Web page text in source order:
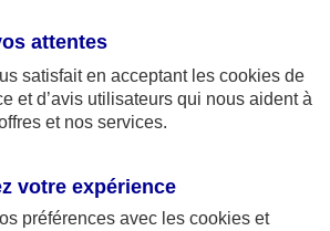
le site axa.fr.
et AXA France Vie sont
en opérations de
764 (consultable
)
attentes
satisfait en acceptant les cookies de
et d’avis utilisateurs qui nous aident à
et nos services.
votre expérience
préférences avec les cookies et